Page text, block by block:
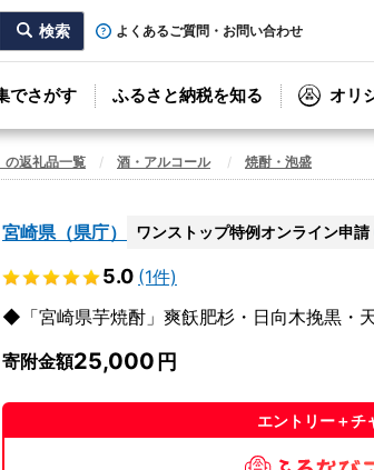
よくあるご質問・お問い合わせ
でさがす ふるさと納税を知る オリ
の返礼品一覧 酒・アルコール 焼酎・泡盛
宮崎県（県庁） ワンストップ特例オンライン申請
5.0 (1件)
◆「宮崎県芋焼酎」爽飫肥杉・日向木挽黒・
寄附金額25,000
エントリー＋チ